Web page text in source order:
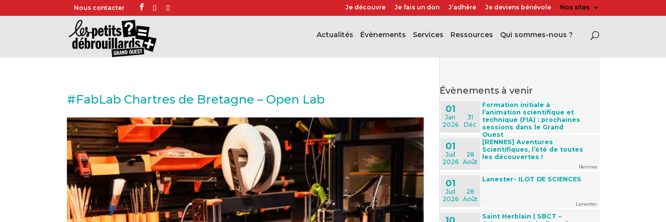
Nous contacter Je découvre Je fais un don J’adhère Je deviens bénévole Nos sites
Actualités évènements Services Ressources Qui sommes-nous ?
#FabLab Chartres de Bretagne – Open Lab
évènements à venir
01
Jan
2026
31
Déc
Formation initiale à
l’animation scientifique et
technique (FIA) : prochaines
sessions dans le Grand
Ouest
01
Juil
2026
28
Août
[RENNES] Aventures
Scientifiques, l’été de toutes
les découvertes !
Rennes
01
Juil
2026
28
Août
Lanester- ILOT DE SCIENCES
Lanester
Saint Herblain | SBCT –